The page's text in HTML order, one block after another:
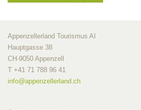
Appenzellerland Tourismus AI
Hauptgasse 38
CH-9050 Appenzell
T +41 71 788 96 41
info@appenzellerland.ch